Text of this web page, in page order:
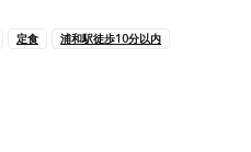
定食
浦和駅徒歩10分以内